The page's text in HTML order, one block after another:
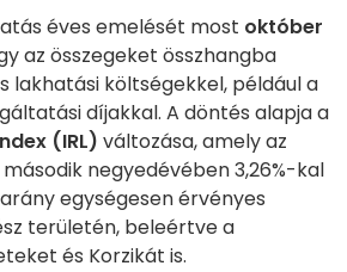
éves emelését most október
az összegeket összhangba
lakhatási költségekkel, például a
díjakkal. A döntés alapja a
(IRL) változása, amely az
második negyedévében 3,26%-kal
egységesen érvényes
területén, beleértve a
és Korzikát is.